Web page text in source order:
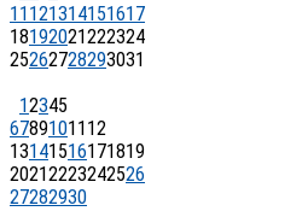
11 121314151617
18192021222324
25262728293031
12345
67891011 12
13141516171819
20212223242526
27282930